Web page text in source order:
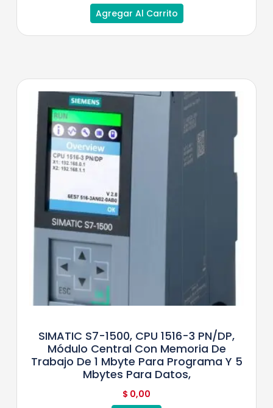
Agregar Al Carrito
SIMATIC S7-1500, CPU 1516-3 PN/DP,
Módulo Central Con Memoria De
Trabajo De 1 Mbyte Para Programa Y 5
Mbytes Para Datos,
$ 0,00